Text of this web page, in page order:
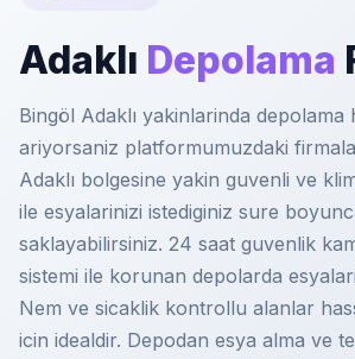
Adaklı Depolama
Bingöl Adaklı yakinlarinda depolama
ariyorsaniz platformumuzdaki
Adaklı bolgesine yakin guvenli ve
ile esyalarinizi istediginiz sure
saklayabilirsiniz. 24 saat guvenlik
sistemi ile korunan depolarda
Nem ve sicaklik kontrollu alanlar
icin idealdir. Depodan esya alma ve